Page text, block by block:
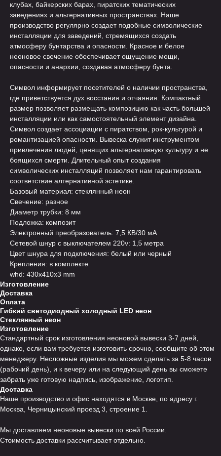
клубах, байкерских барах, пиратских тематических
заведениях и альтернативных пространствах. Наше
производство регулярно создает подобные символические
инсталляции для заведений, стремящихся создать
атмосферу бунтарства и опасности. Красное и белое
неоновое свечение обеспечивает ощущение мощи,
опасности и анархии, создавая атмосферу бунта.
Символ информирует посетителей о наличии пространства,
где приветствуется дух восстания и отчаяния. Компактный
размер позволяет размещать композицию как часть большей
инсталляции или как самостоятельный элемент дизайна.
Символ создает ассоциации с пиратством, рок-культурой и
романтизацией опасности. Вывеска служит инструментом
привлечения людей, ценящих альтернативную культуру и не
боящихся смерти. Длительный опыт создания
символических инсталляций позволяет нам гарантировать
соответствие алтернативной эстетике.
Базовый материал: стеклянный неон
Свечение: разное
Диаметр трубки: 8 мм
Подложка: композит
Электронный преобразователь: 7,5 КВ/30 мА
Сетевой шнур с выключателем 220v: 1,5 метра
Цвет шнура для подключения: белый или черный
Крепления: в комплекте
whd: 430x410x3 mm
Изготовление
Доставка
Оплата
Гибкий светодиодный холодный LED неон
Стеклянный неон
Изготовление
Стандартный срок изготовления неоновой вывески 3-7 дней,
однако, если вам требуется изготовить срочно, сообщите об этом
менеджеру. Несложные изделия мы можем сделать за 5-8 часов
(рабочий день), и к вечеру или на следующий день вы сможете
забрать уже готовую надпись, изображение, логотип.
Доставка
Наше производство и офис находятся в Москве, по адресу г.
Москва, Черницынский проезд 3, строение 1.
Мы доставляем неоновые вывески по всей России.
Стоимость доставки рассчитывает отдельно.